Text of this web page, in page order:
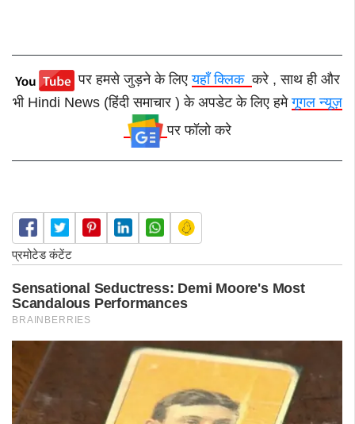
पर हमसे जुड़ने के लिएयहाँ क्लिककरे , साथ ही और
भी Hindi News (हिंदी समाचार ) के अपडेट के लिए हमेगूगल न्यूज़
पर फॉलो करे